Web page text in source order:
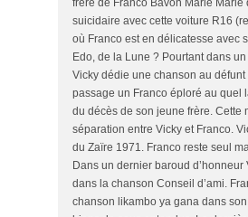
suicidaire avec cette voiture R16
où Franco est en délicatesse avec
Edo, de la Lune ? Pourtant dans
Vicky dédie une chanson au
passage un Franco éploré au quel
du décès de son jeune frère. Cette
séparation entre Vicky et Franco.
du Zaïre 1971. Franco reste seul
Dans un dernier baroud d’honneur
dans la chanson Conseil d’ami.
chanson likambo ya gana dans